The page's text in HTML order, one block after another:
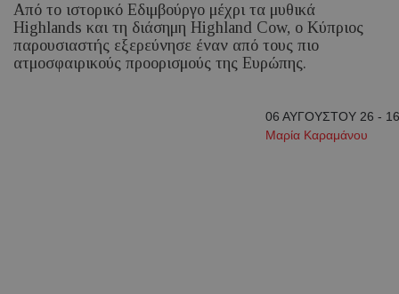
Από το ιστορικό Εδιμβούργο μέχρι τα μυθικά
Highlands και τη διάσημη Highland Cow, ο Κύπριος
παρουσιαστής εξερεύνησε έναν από τους πιο
ατμοσφαιρικούς προορισμούς της Ευρώπης.
06 ΑΥΓΟΥΣΤΟΥ 26 -
Μαρία Καραμάνου